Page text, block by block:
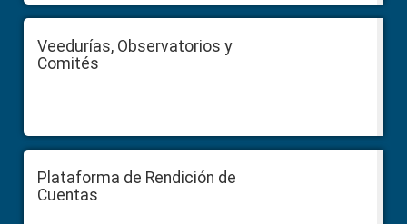
Veedurías, Observatorios y
Comités
Plataforma de Rendición de
Cuentas